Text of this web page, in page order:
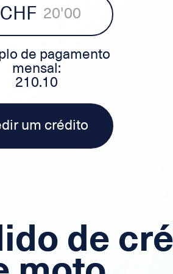
CHF
de pagamento
mensal:
210.10
um crédito
de